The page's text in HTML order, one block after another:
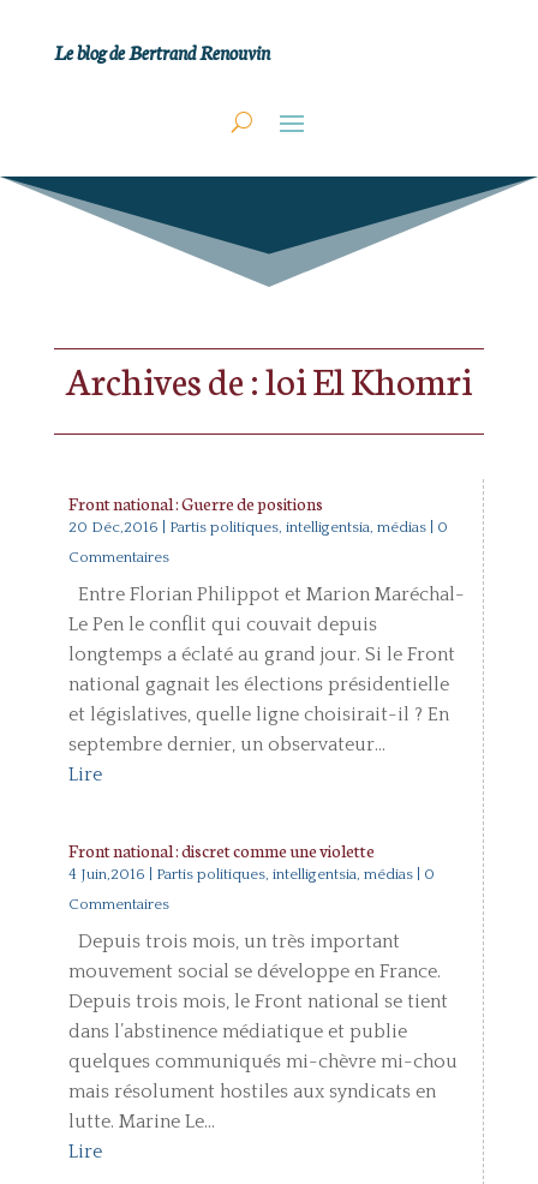
Le blog de Bertrand Renouvin
Archives de : loi El Khomri
Front national : Guerre de positions
20 Déc,2016 Partis politiques, intelligentsia, médias| 0
Commentaires
Entre Florian Philippot et Marion Maréchal-
Le Pen le conflit qui couvait depuis
longtemps a éclaté au grand jour. Si le Front
national gagnait les élections présidentielle
et législatives, quelle ligne choisirait-il ? En
septembre dernier, un observateur...
Lire
Front national : discret comme une violette
4 Juin,2016 Partis politiques, intelligentsia, médias| 0
Commentaires
Depuis trois mois, un très important
mouvement social se développe en France.
Depuis trois mois, le Front national se tient
dans l’abstinence médiatique et publie
quelques communiqués mi-chèvre mi-chou
mais résolument hostiles aux syndicats en
lutte. Marine Le...
Lire